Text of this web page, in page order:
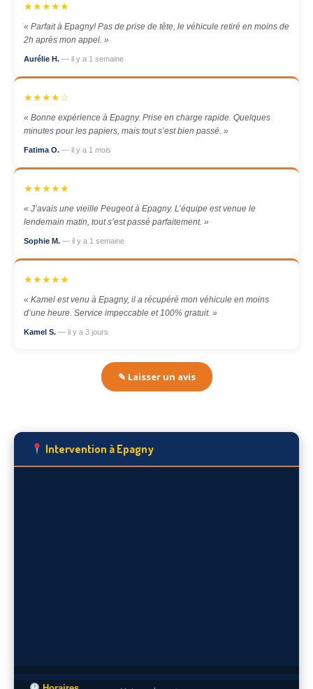
★★★★★
« Parfait à Epagny! Pas de prise de tête, le véhicule retiré en moins de
2h après mon appel. »
Aurélie H. — il y a 1 semaine
★★★★☆
« Bonne expérience à Epagny. Prise en charge rapide. Quelques
minutes pour les papiers, mais tout s’est bien passé. »
Fatima O. — il y a 1 mois
★★★★★
« J’avais une vieille Peugeot à Epagny. L’équipe est venue le
lendemain matin, tout s’est passé parfaitement. »
Sophie M. — il y a 1 semaine
★★★★★
« Kamel est venu à Epagny, il a récupéré mon véhicule en moins
d’une heure. Service impeccable et 100% gratuit. »
Kamel S. — il y a 3 jours
✎ Laisser un avis
Intervention à Epagny